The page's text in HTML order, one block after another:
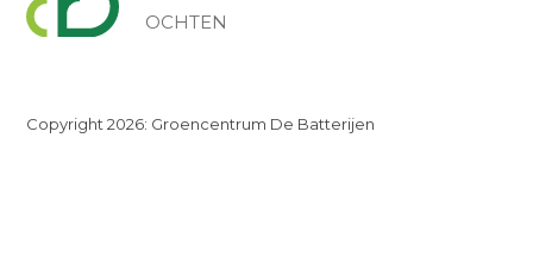
OCHTEN
Copyright 2026: Groencentrum De Batterijen